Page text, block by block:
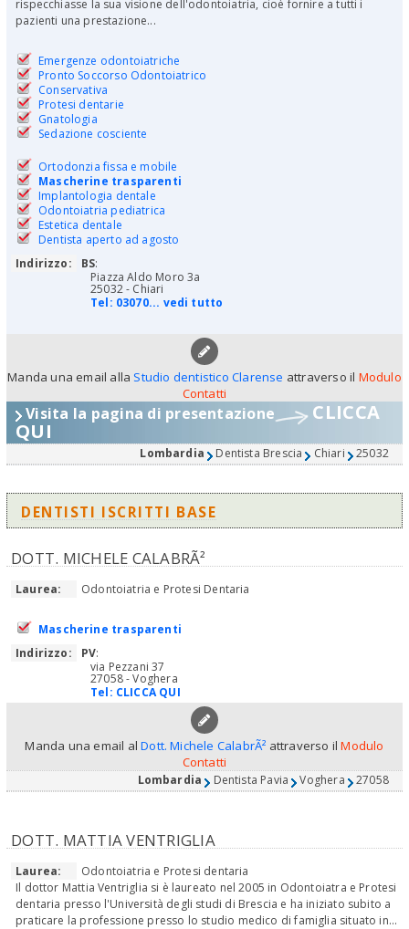
rispecchiasse la sua visione dell'odontoiatria, cioè fornire a tutti i
pazienti una prestazione...
Emergenze odontoiatriche
Pronto Soccorso Odontoiatrico
Conservativa
Protesi dentarie
Gnatologia
Sedazione cosciente
Ortodonzia fissa e mobile
Mascherine trasparenti
Implantologia dentale
Odontoiatria pediatrica
Estetica dentale
Dentista aperto ad agosto
Indirizzo:
BS:
Piazza Aldo Moro 3a
25032 - Chiari
Tel: 03070... vedi tutto
Manda una email alla Studio dentistico Clarense attraverso il Modulo
Contatti
Visita la pagina di presentazione CLICCA
QUI
Lombardia Dentista Brescia Chiari 25032
DENTISTI ISCRITTI BASE
DOTT. MICHELE CALABRÃ²
Laurea: Odontoiatria e Protesi Dentaria
Mascherine trasparenti
Indirizzo:
PV:
via Pezzani 37
27058 - Voghera
Tel: CLICCA QUI
Manda una email alDott. Michele CalabrÃ² attraverso ilModulo
Contatti
Lombardia Dentista Pavia Voghera 27058
DOTT. MATTIA VENTRIGLIA
Laurea:
Odontoiatria e Protesi dentaria
Il dottor Mattia Ventriglia si è laureato nel 2005 in Odontoiatra e Protesi
dentaria presso l'Università degli studi di Brescia e ha iniziato subito a
praticare la professione presso lo studio medico di famiglia situato in...